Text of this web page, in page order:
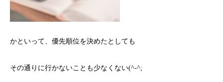
かといって、優先順位を決めたとしても
その通りに行かないことも少なくない(^-^;